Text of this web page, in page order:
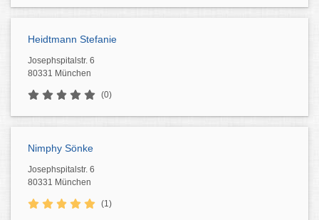
Heidtmann Stefanie
Josephspitalstr. 6
80331 München
(0)
Nimphy Sönke
Josephspitalstr. 6
80331 München
(1)